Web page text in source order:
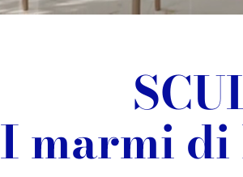
I marmi di